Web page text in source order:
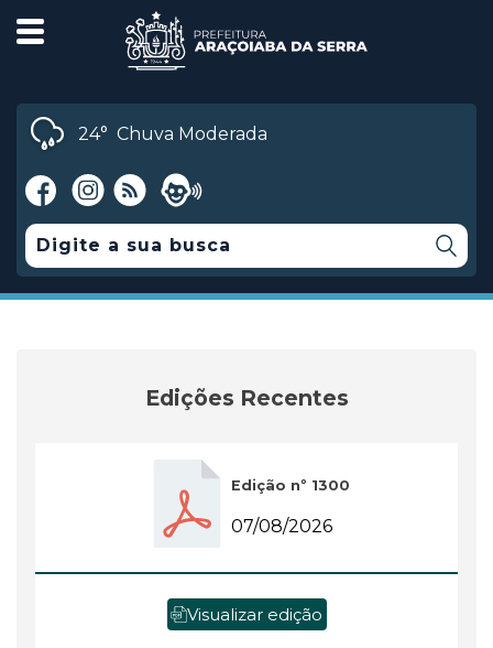
24° Chuva Moderada
Edições Recentes
Edição nº 1300
07/08/2026
Visualizar edição